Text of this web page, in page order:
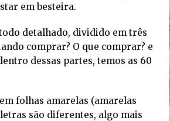
em besteira.
detalhado, dividido em três
comprar? O que comprar? e
dessas partes, temos as 60
folhas amarelas (amarelas
são diferentes, algo mais